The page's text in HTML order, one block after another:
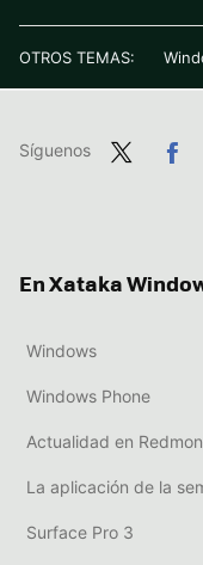
OTROS TEMAS:
Síguenos
En Xataka
Windows
Windows Phone
Actualidad en
La aplicación de la
Surface Pro 3